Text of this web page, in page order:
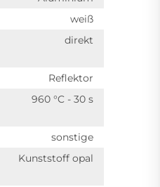
weiß
direkt
Reflektor
960 °C - 30 s
sonstige
Kunststoff opal